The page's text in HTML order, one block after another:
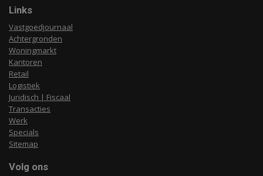
Links
Vastgoedjournaal
Achtergronden
Woningmarkt
Kantoren
Retail
Logistiek
Juridisch | Fiscaal
Transacties
Werk
Specials
Sitemap
Volg ons